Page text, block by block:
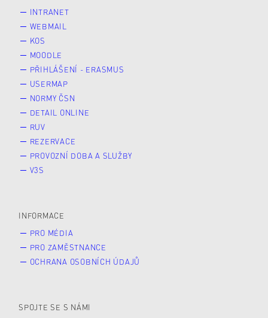
INTRANET
WEBMAIL
KOS
MOODLE
PŘIHLÁŠENÍ - ERASMUS
USERMAP
NORMY ČSN
DETAIL ONLINE
RUV
REZERVACE
PROVOZNÍ DOBA A SLUŽBY
V3S
INFORMACE
PRO MÉDIA
PRO ZAMĚSTNANCE
OCHRANA OSOBNÍCH ÚDAJŮ
SPOJTE SE S NÁMI